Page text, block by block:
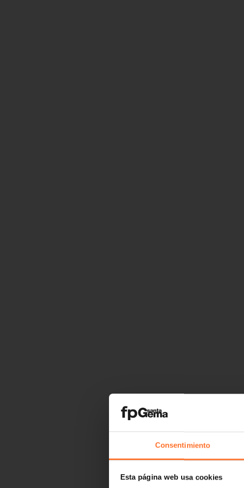
Consentimiento
Esta página web usa cookies